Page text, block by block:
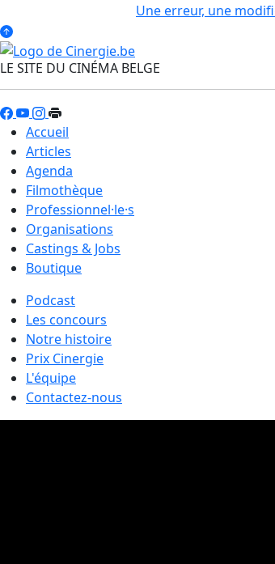
Une erreur, une
LE SITE DU CINÉMA BELGE
Accueil
Articles
Agenda
Filmothèque
Professionnel·le·s
Organisations
Castings & Jobs
Boutique
Podcast
Les concours
Notre histoire
Prix Cinergie
L'équipe
Contactez-nous